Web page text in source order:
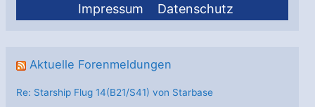
Impressum Datenschutz
Aktuelle Forenmeldungen
Re: Starship Flug 14(B21/S41) von Starbase